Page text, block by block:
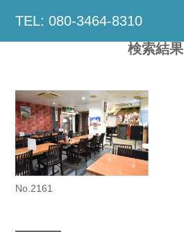
TEL: 080-3464-8310
検索結果
No.2161